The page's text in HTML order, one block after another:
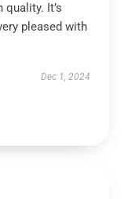
It’s
pleased with
Dec 1, 2024